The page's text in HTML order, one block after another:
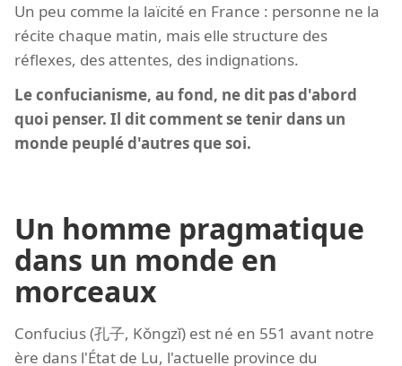
Un peu comme la laïcité en France : personne ne la
récite chaque matin, mais elle structure des
réflexes, des attentes, des indignations.
Le confucianisme, au fond, ne dit pas d'abord
quoi penser. Il dit comment se tenir dans un
monde peuplé d'autres que soi.
Un homme pragmatique
dans un monde en
morceaux
Confucius (孔子, Kǒngzǐ) est né en 551 avant notre
ère dans l'État de Lu, l'actuelle province du